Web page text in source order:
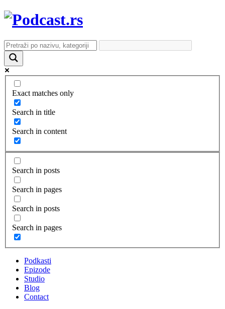
Exact matches only
Search in title
Search in content
Search in posts
Search in pages
Search in posts
Search in pages
Podkasti
Epizode
Studio
Blog
Contact